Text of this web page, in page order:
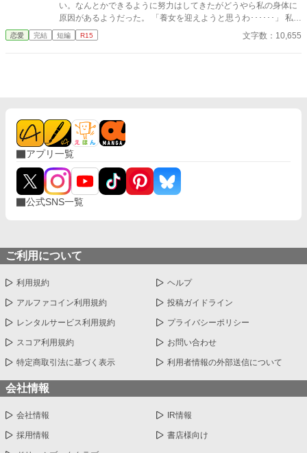
い。なんとかできるように努力はしてきたがどうやら私の身体に
原因があるようだった。 「養女を迎えようと思うわ･･････」 私の
言葉に夫は私の妹のアイリスのお腹の子どもがいいと言う。私達
はその産まれてきた子供を養女に迎えたが･･････ 異世界中世ヨー
恋愛 完結 短編 R15 文字数：10,655
アプリ一覧
公式SNS一覧
ご利用について
利用規約 ヘルプ
アルファコイン利用規約 投稿ガイドライン
レンタルサービス利用規約 プライバシーポリシー
スコア利用規約 お問い合わせ
特定商取引法に基づく表示 利用者情報の外部送信について
会社情報
会社情報 IR情報
採用情報 書店様向け